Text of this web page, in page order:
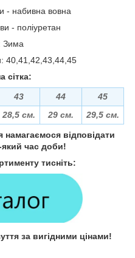
- набивна вовна
- поліуретан
Зима
40,41,42,43,44,45
сітка:
43 44
45
28,5 см. 29 см. 29,5 см.
намагаємося відповідати
час доби!
тисніть:
за вигідними цінами!